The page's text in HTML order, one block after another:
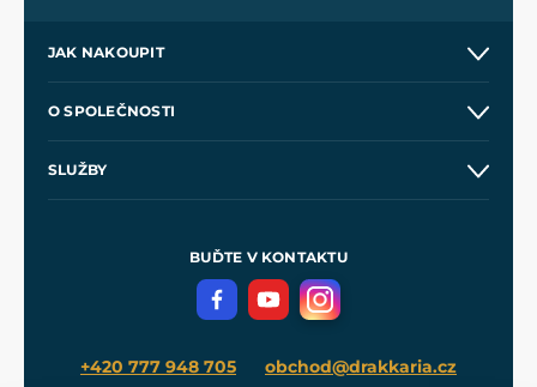
JAK NAKOUPIT
Velkoobchod
O SPOLEČNOSTI
SLUŽBY
Meče pro Kingdom Come
BUĎTE V KONTAKTU
+420 777 948 705 obchod@drakkaria.cz